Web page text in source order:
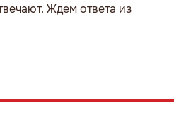
Ждем ответа из